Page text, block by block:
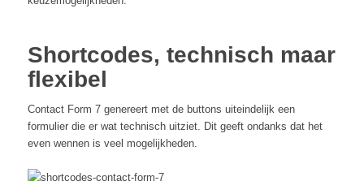
Shortcodes, technisch maar
flexibel
Contact Form 7 genereert met de buttons uiteindelijk een
formulier die er wat technisch uitziet. Dit geeft ondanks dat het
even wennen is veel mogelijkheden.